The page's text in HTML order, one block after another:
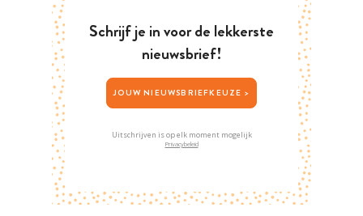
Schrijf je in voor de lekkerste
nieuwsbrief!
JOUW NIEUWSBRIEFKEUZE >
Uitschrijven is op elk moment mogelijk
Privacybeleid